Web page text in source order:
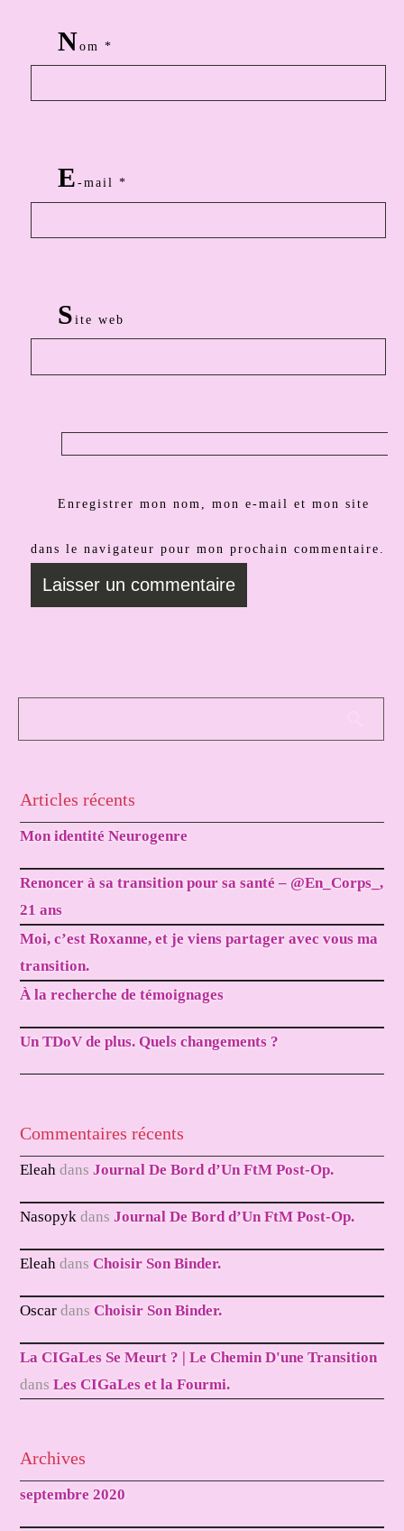
Nom*
E-mail*
Site web
Enregistrer mon nom, mon e-mail et mon site
dans le navigateur pour mon prochain commentaire.
Articles récents
Mon identité Neurogenre
Renoncer à sa transition pour sa santé – @En_Corps_,
21 ans
Moi, c’est Roxanne, et je viens partager avec vous ma
transition.
À la recherche de témoignages
Un TDoV de plus. Quels changements ?
Commentaires récents
Eleah dansJournal De Bord d’Un FtM Post-Op.
Nasopyk dansJournal De Bord d’Un FtM Post-Op.
Eleah dansChoisir Son Binder.
Oscar dansChoisir Son Binder.
La CIGaLes Se Meurt ? | Le Chemin D'une Transition
dansLes CIGaLes et la Fourmi.
Archives
septembre 2020